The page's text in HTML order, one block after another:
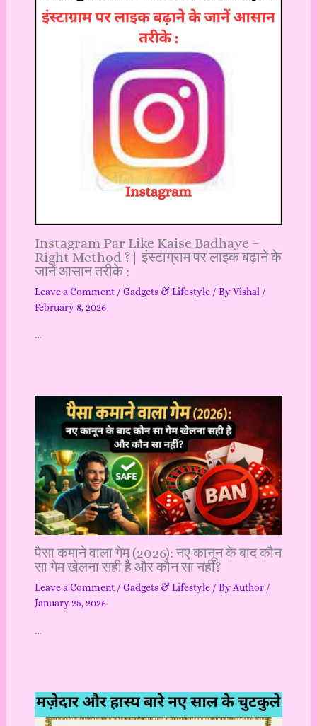
Instagram Par Like Kaise Badhaye –
Right Method ?| इंस्टाग्राम पर लाइक बढ़ाने के
जानें आसान तरीके :
Leave a Comment / Gadgets & Lifestyle/ ByVishal /
February 8, 2026
…
पैसा कमाने वाला गेम (2026): नए कानून के बाद कौन
सा गेम खेलना सही है और कौन सा नहीं?
Leave a Comment / Gadgets & Lifestyle/ ByAuthor /
January 25, 2026
…